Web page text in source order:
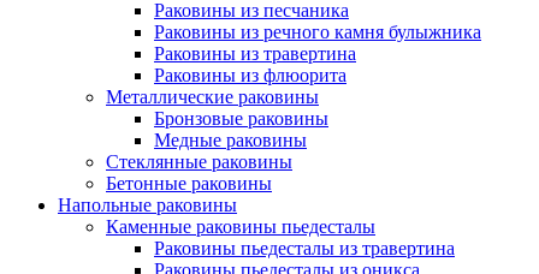
Раковины из песчаника
Раковины из речного камня булыжника
Раковины из травертина
Раковины из флюорита
Металлические раковины
Бронзовые раковины
Медные раковины
Стеклянные раковины
Бетонные раковины
Напольные раковины
Каменные раковины пьедесталы
Раковины пьедесталы из травертина
Раковины пьедесталы из оникса